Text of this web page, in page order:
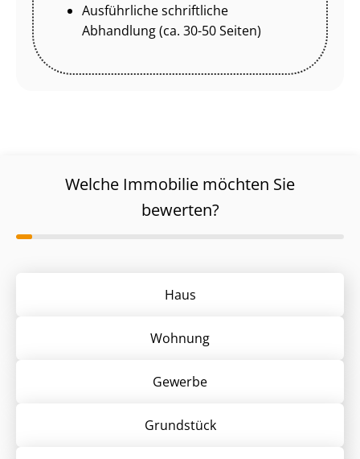
Ausführliche schriftliche
Abhandlung (ca. 30-50 Seiten)
Welche Immobilie möchten Sie
bewerten?
Haus
Wohnung
Gewerbe
Grund­stück